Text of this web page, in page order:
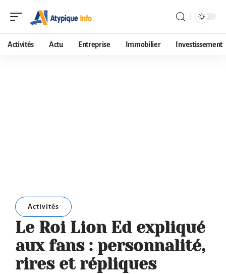
Activités Actu Entreprise Immobilier Investissement
Activités
Le Roi Lion Ed expliqué
aux fans : personnalité,
rires et répliques